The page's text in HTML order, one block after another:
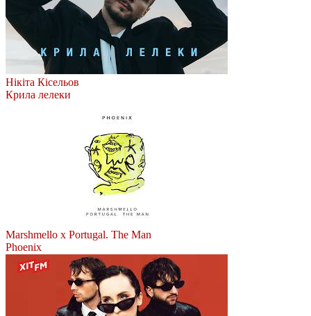
Нікіта Кісельов
Крила лелеки
Marshmello x Portugal. The Man
Phoenix